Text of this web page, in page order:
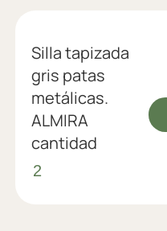
Silla tapizada
gris patas
metálicas.
ALMIRA
cantidad